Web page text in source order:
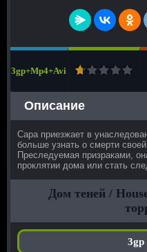
3gp+Mp4+Avi
Описание
Сара приезжает в
больше узнать о смерти
Преследуемая призраками,
проклятии дома или стать
Дом теней /
3gp